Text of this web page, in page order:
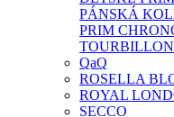
PÁNSKÁ
PRIM
TOURBILLON
QaQ
ROSELLA
ROYAL
SECCO